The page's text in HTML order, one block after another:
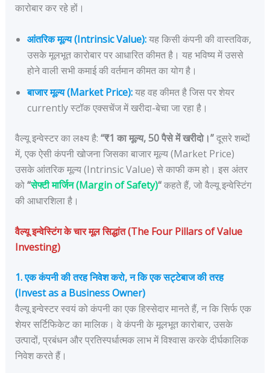
कारोबार कर रहे हों।
आंतरिक मूल्य (Intrinsic Value):यह किसी कंपनी की वास्तविक,
उसके मूलभूत कारोबार पर आधारित कीमत है। यह भविष्य में उससे
होने वाली सभी कमाई की वर्तमान कीमत का योग है।
बाजार मूल्य (Market Price):यह वह कीमत है जिस पर शेयर
currently स्टॉक एक्सचेंज में खरीदा-बेचा जा रहा है।
वैल्यू इन्वेस्टर का लक्ष्य है: “₹1 का मूल्य, 50 पैसे में खरीदो।”दूसरे शब्दों
में, एक ऐसी कंपनी खोजना जिसका बाजार मूल्य (Market Price)
उसके आंतरिक मूल्य (Intrinsic Value) से काफी कम हो। इस अंतर
को“सेफ्टी मार्जिन (Margin of Safety)“कहते हैं, जो वैल्यू इन्वेस्टिंग
की आधारशिला है।
वैल्यू इन्वेस्टिंग के चार मूल सिद्धांत (The Four Pillars of Value
Investing)
1. एक कंपनी की तरह निवेश करो, न कि एक सट्टेबाज की तरह
(Invest as a Business Owner)
वैल्यू इन्वेस्टर स्वयं को कंपनी का एक हिस्सेदार मानते हैं, न कि सिर्फ एक
शेयर सर्टिफिकेट का मालिक। वे कंपनी के मूलभूत कारोबार, उसके
उत्पादों, प्रबंधन और प्रतिस्पर्धात्मक लाभ में विश्वास करके दीर्घकालिक
निवेश करते हैं।